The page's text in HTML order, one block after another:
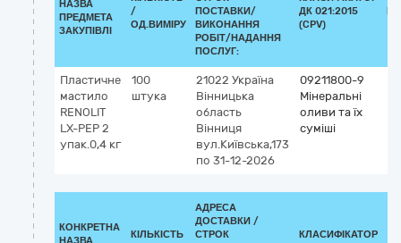
НАЗВА
ПРЕДМЕТА
ЗАКУПІВЛІ
/
ОД.ВИМІРУ
ПОСТАВКИ/
ВИКОНАННЯ
РОБІТ/НАДАННЯ
ПОСЛУГ:
ДК 021:2015
(CPV)
Пластичне
мастило
RENOLIT
LX-PEP 2
упак.0,4 кг
100
штука
21022 Україна
Вінницька
область
Вінниця
вул.Київська,173
по 31-12-2026
09211800-9
Мінеральні
оливи та їх
суміші
КОНКРЕТНА
КІЛЬКІСТЬ
АДРЕСА
ДОСТАВКИ /
СТРОК
КЛАСИФІКАТОР